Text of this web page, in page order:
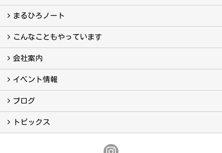
フォトギャラリー
現場レポート
完工事例
お客様の声
まるひろノート
真っ直ぐの家づくり
自慢の大工たち
こだわりの自然素材
快適な家のエッセンス
注文住宅ができるまで
こんなこともやっています
こんなこともやっています
会社案内
会社案内
まるひろの人
スタッフ紹介
プライバシーポリシー
イベント情報
イベント予告
イベント報告
ブログ
ブログ
トピックス